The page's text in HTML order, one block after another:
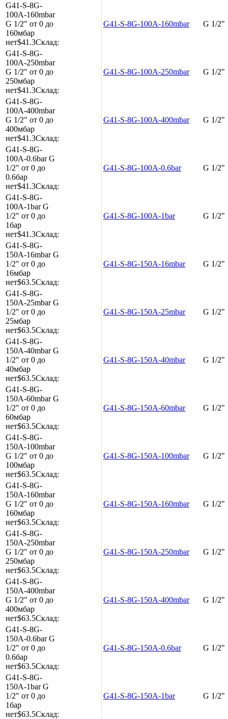
G41-S-8G-
100A-160mbar
G 1/2" от 0 до
160мбар
нет$41.3Склад:
G41-S-8G-100A-160mbar G 1/2"
G41-S-8G-
100A-250mbar
G 1/2" от 0 до
250мбар
нет$41.3Склад:
G41-S-8G-100A-250mbar G 1/2"
G41-S-8G-
100A-400mbar
G 1/2" от 0 до
400мбар
нет$41.3Склад:
G41-S-8G-100A-400mbar G 1/2"
G41-S-8G-
100A-0.6barG
1/2" от 0 до
0.6бар
нет$41.3Склад:
G41-S-8G-100A-0.6bar G 1/2"
G41-S-8G-
100A-1barG
1/2" от 0 до
1бар
нет$41.3Склад:
G41-S-8G-100A-1bar G 1/2"
G41-S-8G-
150A-16mbarG
1/2" от 0 до
16мбар
нет$63.5Склад:
G41-S-8G-150A-16mbar G 1/2"
G41-S-8G-
150A-25mbarG
1/2" от 0 до
25мбар
нет$63.5Склад:
G41-S-8G-150A-25mbar G 1/2"
G41-S-8G-
150A-40mbarG
1/2" от 0 до
40мбар
нет$63.5Склад:
G41-S-8G-150A-40mbar G 1/2"
G41-S-8G-
150A-60mbarG
1/2" от 0 до
60мбар
нет$63.5Склад:
G41-S-8G-150A-60mbar G 1/2"
G41-S-8G-
150A-100mbar
G 1/2" от 0 до
100мбар
нет$63.5Склад:
G41-S-8G-150A-100mbar G 1/2"
G41-S-8G-
150A-160mbar
G 1/2" от 0 до
160мбар
нет$63.5Склад:
G41-S-8G-150A-160mbar G 1/2"
G41-S-8G-
150A-250mbar
G 1/2" от 0 до
250мбар
нет$63.5Склад:
G41-S-8G-150A-250mbar G 1/2"
G41-S-8G-
150A-400mbar
G 1/2" от 0 до
400мбар
нет$63.5Склад:
G41-S-8G-150A-400mbar G 1/2"
G41-S-8G-
150A-0.6barG
1/2" от 0 до
0.6бар
нет$63.5Склад:
G41-S-8G-150A-0.6bar G 1/2"
G41-S-8G-
150A-1barG
1/2" от 0 до
1бар
нет$63.5Склад:
G41-S-8G-150A-1bar G 1/2"